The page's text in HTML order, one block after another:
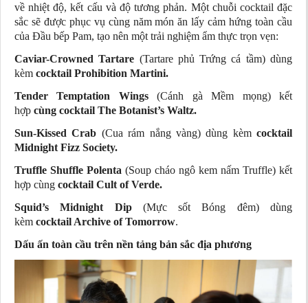
về nhiệt độ, kết cấu và độ tương phản. Một chuỗi cocktail đặc
sắc sẽ được phục vụ cùng năm món ăn lấy cảm hứng toàn cầu
của Đầu bếp Pam, tạo nên một trải nghiệm ẩm thực trọn vẹn:
Caviar-Crowned Tartare (Tartare phủ Trứng cá tầm) dùng
kèm cocktail Prohibition Martini.
Tender Temptation Wings(Cánh gà Mềm mọng) kết
hợp cùng cocktail The Botanist’s Waltz.
Sun-Kissed Crab (Cua rám nắng vàng) dùng kèmcocktail
Midnight Fizz Society.
Truffle Shuffle Polenta (Soup cháo ngô kem nấm Truffle) kết
hợp cùng cocktail Cult of Verde.
Squid’s Midnight Dip (Mực sốt Bóng đêm) dùng
kèm cocktail Archive of Tomorrow.
Dấu ấn toàn cầu trên nền tảng bản sắc địa phương